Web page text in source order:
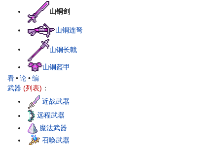
山铜剑
山铜连弩
山铜长戟
山铜盔甲
看•论•编
武器 (列表) ：
近战武器
远程武器
魔法武器
召唤武器